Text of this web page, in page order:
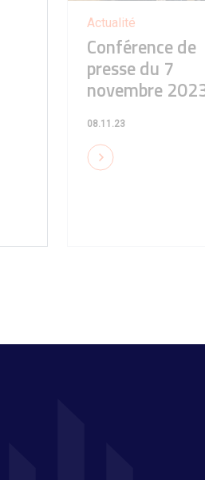
Actualité
Conférence de
presse du 7
novembre
08.11.23